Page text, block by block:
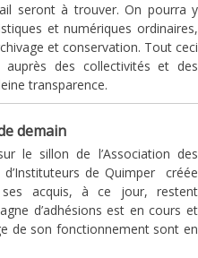
seront à trouver. On pourra y
et numériques ordinaires,
et conservation. Tout ceci
des collectivités et des
transparence.
demain
le sillon de l’Association des
d’Instituteurs de Quimper créée
acquis, à ce jour, restent
d’adhésions est en cours et
de son fonctionnement sont en